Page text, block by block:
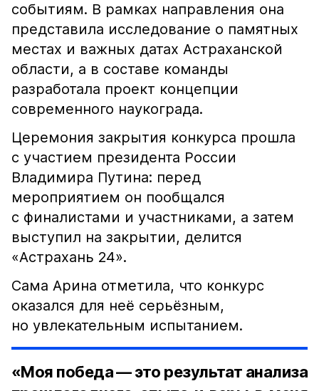
событиям. В рамках направления она
представила исследование о памятных
местах и важных датах Астраханской
области, а в составе команды
разработала проект концепции
современного наукограда.
Церемония закрытия конкурса прошла
с участием президента России
Владимира Путина: перед
мероприятием он пообщался
с финалистами и участниками, а затем
выступил на закрытии, делится
«Астрахань 24».
Сама Арина отметила, что конкурс
оказался для неё серьёзным,
но увлекательным испытанием.
«Моя победа — это результат анализа